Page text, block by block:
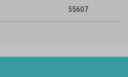
55607